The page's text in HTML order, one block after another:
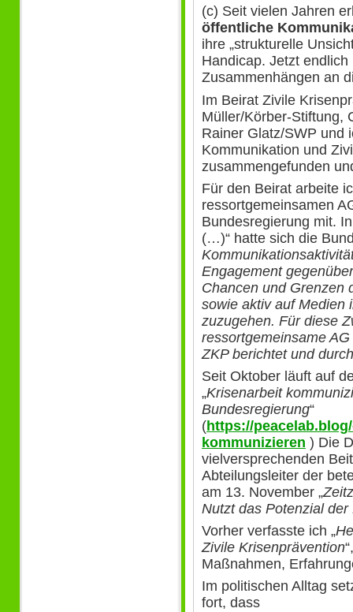
(c) Seit vielen Jahren
öffentliche
ihre „strukturelle
Handicap. Jetzt
Zusammenhängen an
Im Beirat Zivile
Müller/Körber-Stiftung,
Rainer Glatz/SWP und
Kommunikation und
zusammengefunden
Für den Beirat arbeite
ressortgemeinsamen
Bundesregierung mit.
(…)“ hatte sich die
Engagement
Chancen und Grenzen
sowie aktiv auf Medien
zuzugehen. Für diese
ressortgemeinsame
ZKP berichtet und
Seit Oktober läuft auf
„Krisenarbeit
Bundesregierung“
(https://
kommunizieren ) Die
vielversprechenden
Abteilungsleiter der
am 13. November „
Nutzt das Potenzial
Vorher verfasste ich „
Zivile Krisenprävention
Maßnahmen,
Im politischen Alltag
fort, dass